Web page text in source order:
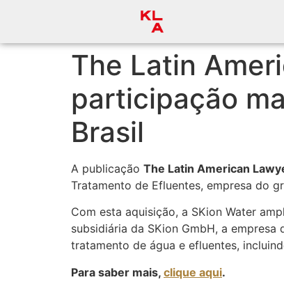
The Latin
participação
Brasil
A publicação The Latin American
Tratamento de Efluentes, empresa do
Com esta aquisição, a SKion Water
subsidiária da SKion GmbH, a
tratamento de água e efluentes,
Para saber mais, clique aqui.